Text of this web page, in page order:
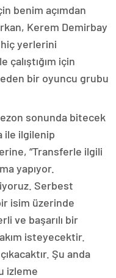
benim açımdan
Kerem Demirbay
yerlerini
çalıştığım için
bir oyuncu grubu
sonunda bitecek
ile ilgilenip
“Transferle ilgili
yapıyor.
Serbest
isim üzerinde
ve başarılı bir
isteyecektir.
Şu anda
izleme